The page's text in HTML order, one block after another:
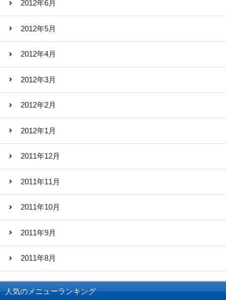
2012年6月
2012年5月
2012年4月
2012年3月
2012年2月
2012年1月
2011年12月
2011年11月
2011年10月
2011年9月
2011年8月
人気のメニューランキング